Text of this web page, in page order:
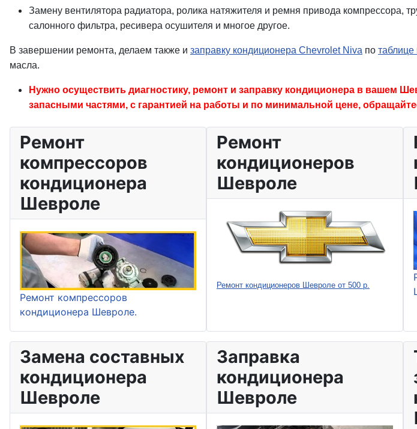
Замену вентилятора радиатора, ролика натяжителя и ремня привода компрессора,
салонного фильтра, ресивера осушителя и многое другое.
В завершении ремонта, делаем также и заправку кондиционера Chevrolet Niva по
масла.
Нужно осуществить диагностику, ремонт и заправку кондиционера в вашем
запасными частями, с гарантией на работы и по минимальной цене,
Ремонт
компрессоров
кондиционера
Шевроле
Ремонт компрессоров
кондиционера Шевроле.
Ремонт
кондиционеров
Шевроле
Ремонт кондиционеров Шевроле от 500 р.
Замена составных
кондиционера
Шевроле
Заправка
кондиционера
Шевроле